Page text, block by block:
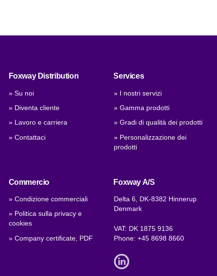
Foxway Distribution
» Su noi
» Diventa cliente
» Lavoro e carriera
» Contattaci
Services
» I nostri servizi
» Gamma prodotti
» Gradi di qualità dei prodotti
» Personalizzazione dei
prodotti
Commercio
» Condizione commerciali
» Politica sulla privacy e
cookies
» Company certificate, PDF
Foxway A/S
Delta 6, DK-8382 Hinnerup
Denmark
VAT: DK 1875 9136
Phone:+45 8698 8660